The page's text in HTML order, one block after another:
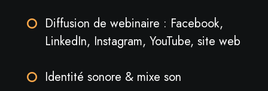
Diffusion de webinaire : Facebook,
LinkedIn, Instagram, YouTube, site web
Identité sonore & mixe son